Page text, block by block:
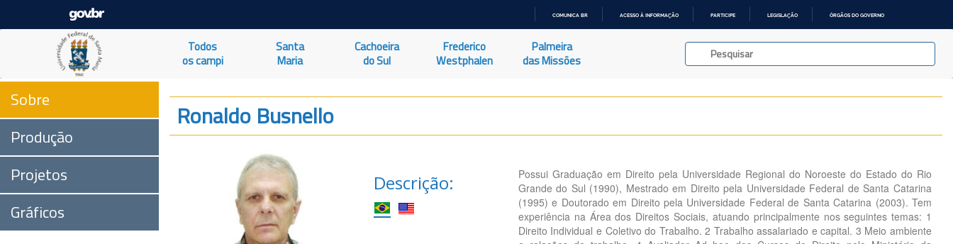
O
COMUNICA BR ACESSO À INFORMAÇÃO PARTICIPE LEGISLAÇÃO ÓRGÃOS DO GOVERNO
Todos
os campi
Santa
Maria
Cachoeira
do Sul
Frederico
Westphalen
Palmeira
das Missões
Sobre
Produção
Projetos
Gráficos
Ronaldo Busnello
Descrição:
Possui Graduação em Direito pela Universidade Regional do Noroeste do Estado do Rio
Grande do Sul (1990), Mestrado em Direito pela Universidade Federal de Santa Catarina
(1995) e Doutorado em Direito pela Universidade Federal de Santa Catarina (2003). Tem
experiência na Área dos Direitos Sociais, atuando principalmente nos seguintes temas: 1
Direito Individual e Coletivo do Trabalho. 2 Trabalho assalariado e capital. 3 Meio ambiente